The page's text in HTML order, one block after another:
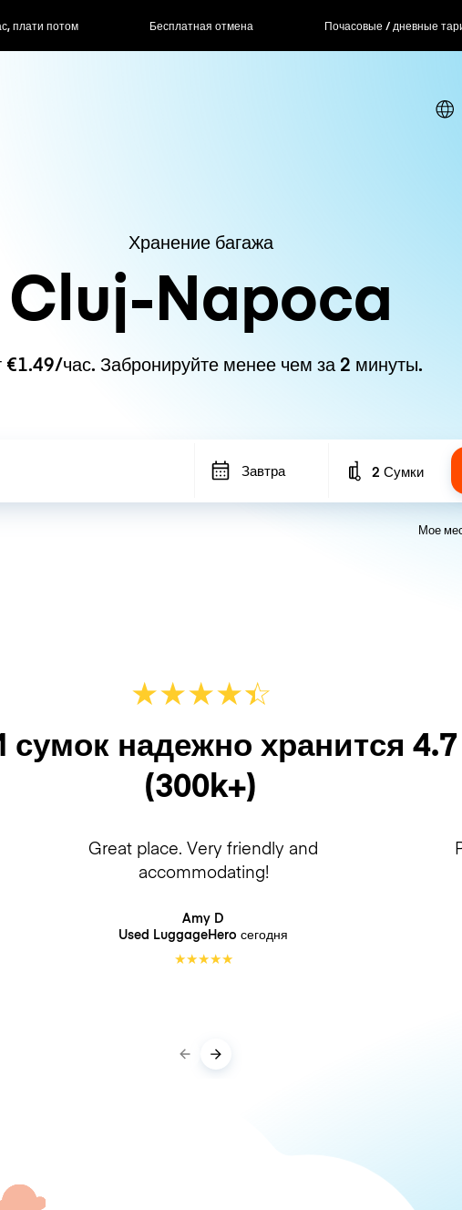
Бесплатная отмена Почасовые / дневные тарифы
Хранение багажа
Cluj-Napoca
€1.49/час. Забронируйте менее чем за 2 минуты.
Завтра Number of bags
2 Сумки
Мое
★★★★☆
★
сумок надежно хранится 4.7
(300k+)
Great place. Very friendly and
accommodating!
Amy D
Used LuggageHero сегодня
★★★★★